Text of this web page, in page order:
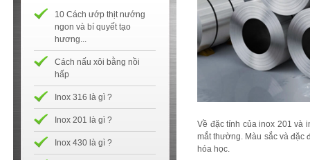
10 Cách ướp thịt nướng
ngon và bí quyết tạo
hương...
Cách nấu xôi bằng nồi
hấp
Inox 316 là gì ?
Inox 201 là gì ?
Inox 430 là gì ?
Về đặc tính của inox 201 và
mắt thường. Màu sắc và đặc
hóa học.